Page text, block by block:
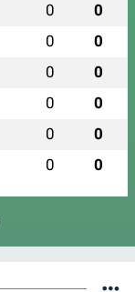
0 0
0 0
0 0
0 0
0 0
0 0